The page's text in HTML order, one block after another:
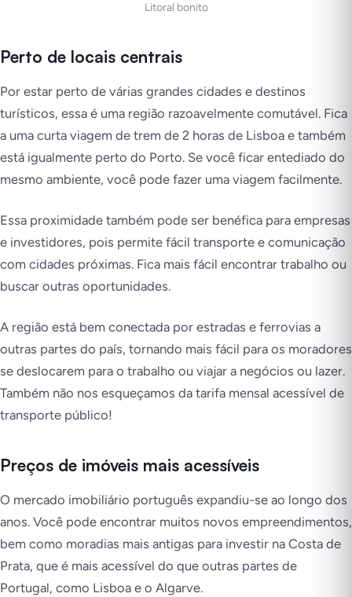
Litoral bonito
Perto de locais centrais
Por estar perto de várias grandes cidades e destinos
turísticos, essa é uma região razoavelmente comutável. Fica
a uma curta viagem de trem de 2 horas de Lisboa e também
está igualmente perto do Porto. Se você ficar entediado do
mesmo ambiente, você pode fazer uma viagem facilmente.
Essa proximidade também pode ser benéfica para empresas
e investidores, pois permite fácil transporte e comunicação
com cidades próximas. Fica mais fácil encontrar trabalho ou
buscar outras oportunidades.
A região está bem conectada por estradas e ferrovias a
outras partes do país, tornando mais fácil para os moradores
se deslocarem para o trabalho ou viajar a negócios ou lazer.
Também não nos esqueçamos da tarifa mensal acessível de
transporte público!
Preços de imóveis mais acessíveis
O mercado imobiliário português expandiu-se ao longo dos
anos. Você pode encontrar muitos novos empreendimentos,
bem como moradias mais antigas para investir na Costa de
Prata, que é mais acessível do que outras partes de
Portugal, como Lisboa e o Algarve.